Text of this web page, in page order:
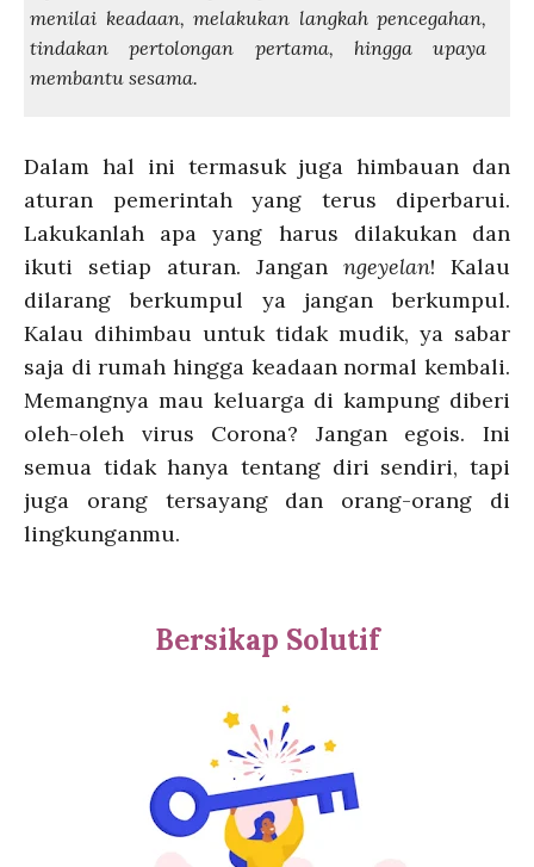
menilai keadaan, melakukan langkah pencegahan,
tindakan pertolongan pertama, hingga upaya
membantu sesama.
Dalam hal ini termasuk juga himbauan dan
aturan pemerintah yang terus diperbarui.
Lakukanlah apa yang harus dilakukan dan
ikuti setiap aturan. Jangan ngeyelan! Kalau
dilarang berkumpul ya jangan berkumpul.
Kalau dihimbau untuk tidak mudik, ya sabar
saja di rumah hingga keadaan normal kembali.
Memangnya mau keluarga di kampung diberi
oleh-oleh virus Corona? Jangan egois. Ini
semua tidak hanya tentang diri sendiri, tapi
juga orang tersayang dan orang-orang di
lingkunganmu.
Bersikap Solutif